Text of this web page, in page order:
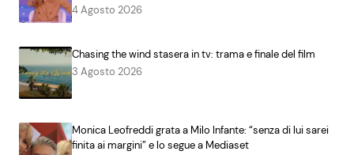
4 Agosto 2026
Chasing the wind stasera in tv: trama e finale del film
3 Agosto 2026
Monica Leofreddi grata a Milo Infante: “senza di lui sarei
finita ai margini” e lo segue a Mediaset